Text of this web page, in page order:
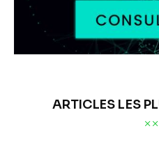
ARTICLES LES